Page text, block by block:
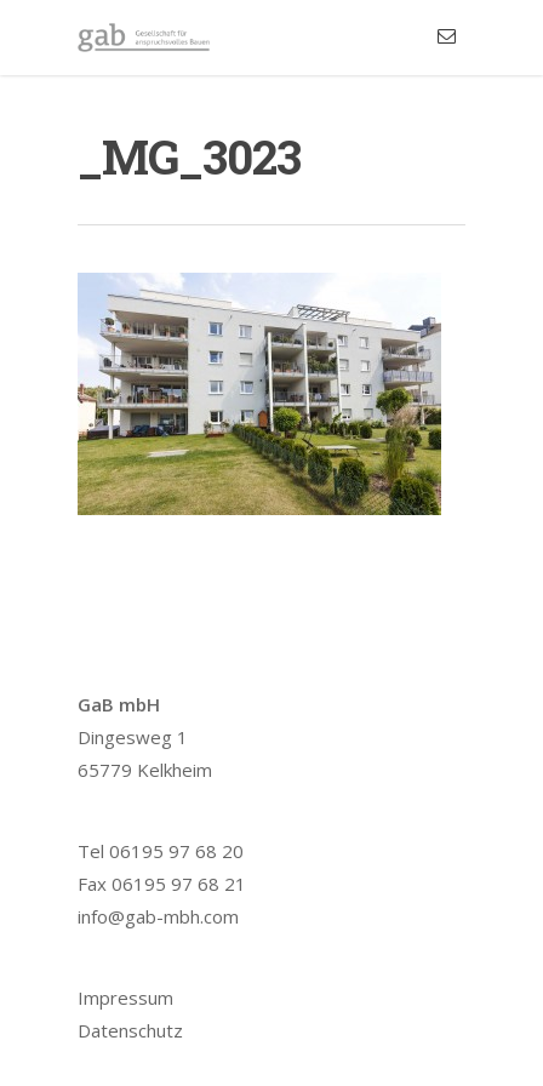
_MG_3023
GaB mbH
Dingesweg 1
65779 Kelkheim
Tel 06195 97 68 20
Fax 06195 97 68 21
info@gab-mbh.com
Impressum
Datenschutz